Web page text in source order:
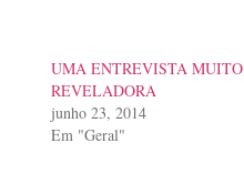
UMA ENTREVISTA MUITO
REVELADORA
junho 23, 2014
Em "Geral"